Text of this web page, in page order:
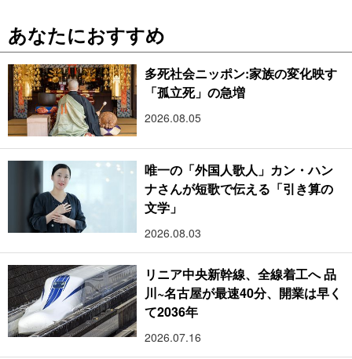
あなたにおすすめ
多死社会ニッポン:家族の変化映す
「孤立死」の急増
2026.08.05
唯一の「外国人歌人」カン・ハン
ナさんが短歌で伝える「引き算の
文学」
2026.08.03
リニア中央新幹線、全線着工へ 品
川~名古屋が最速40分、開業は早く
て2036年
2026.07.16